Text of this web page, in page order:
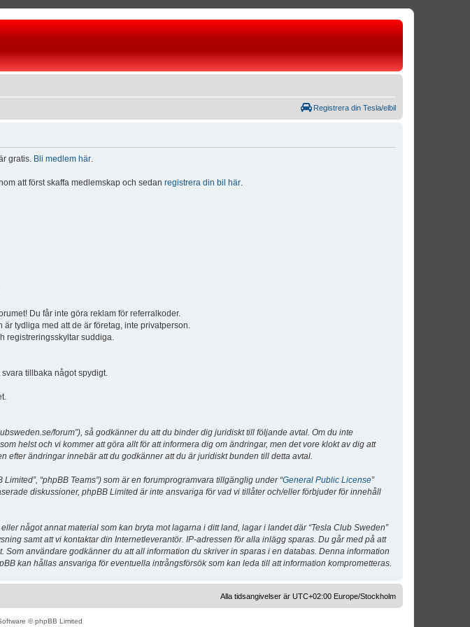
Registrera din Tesla/elbil
gratis. Bli medlem här.
att först skaffa medlemskap och sedan registrera din bil här.
Du får inte göra reklam för referralkoder.
tydliga med att de är företag, inte privatperson.
registreringsskyltar suddiga.
tillbaka något spydigt.
forum”), så godkänner du att du binder dig juridiskt till följande avtal. Om du inte
helst och vi kommer att göra allt för att informera dig om ändringar, men det vore klokt av dig att
efter ändringar innebär att du godkänner att du är juridiskt bunden till detta avtal.
Limited”, “phpBB Teams”) som är en forumprogramvara tillgänglig under “General Public License”
diskussioner, phpBB Limited är inte ansvariga för vad vi tillåter och/eller förbjuder för innehåll
något annat material som kan bryta mot lagarna i ditt land, lagar i landet där “Tesla Club Sweden”
samt att vi kontaktar din Internetleverantör. IP-adressen för alla inlägg sparas. Du går med på att
användare godkänner du att all information du skriver in sparas i en databas. Denna information
kan hållas ansvariga för eventuella intrångsförsök som kan leda till att information komprometteras.
Alla tidsangivelser är UTC+02:00 Europe/Stockholm
© phpBB Limited